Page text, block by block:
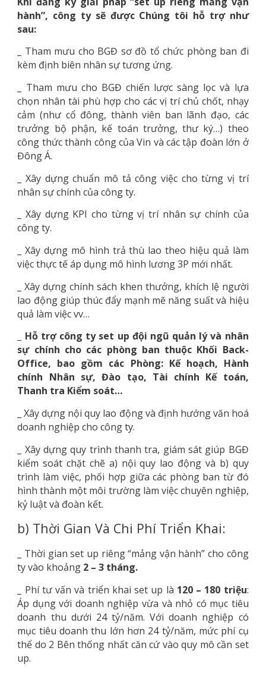
hành”, công ty sẽ được Chúng tôi hỗ trợ như
sau:
_ Tham mưu cho BGĐ sơ đồ tổ chức phòng ban đi
kèm định biên nhân sự tương ứng.
_ Tham mưu cho BGĐ chiến lược sàng lọc và lựa
chọn nhân tài phù hợp cho các vị trí chủ chốt, nhạy
cảm (như cổ đông, thành viên ban lãnh đạo, các
trưởng bộ phận, kế toán trưởng, thư ký…) theo
công thức thành công của Vin và các tập đoàn lớn ở
Đông Á.
_ Xây dựng chuẩn mô tả công việc cho từng vị trí
nhân sự chính của công ty.
_ Xây dựng KPI cho từng vị trí nhân sự chính của
công ty.
_ Xây dựng mô hình trả thù lao theo hiệu quả làm
việc thực tế áp dụng mô hình lương 3P mới nhất.
_ Xây dựng chính sách khen thưởng, khích lệ người
lao động giúp thúc đẩy mạnh mẽ năng suất và hiệu
quả làm việc vv…
_ Hỗ trợ công ty set up đội ngũ quản lý và nhân
sự chính cho các phòng ban thuộc Khối Back-
Office, bao gồm các Phòng: Kế hoạch, Hành
chính Nhân sự, Đào tạo, Tài chính Kế toán,
Thanh tra Kiểm soát…
_ Xây dựng nội quy lao động và định hướng văn hoá
doanh nghiệp cho công ty.
_ Xây dựng quy trình thanh tra, giám sát giúp BGĐ
kiểm soát chặt chẽ a) nội quy lao động và b) quy
trình làm việc, phối hợp giữa các phòng ban từ đó
hình thành một môi trường làm việc chuyên nghiệp,
kỷ luật và đoàn kết.
b) Thời Gian Và Chi Phí Triển Khai:
_ Thời gian set up riêng “mảng vận hành” cho công
ty vào khoảng 2 – 3 tháng.
_ Phí tư vấn và triển khai set up là 120 – 180 triệu:
Áp dụng với doanh nghiệp vừa và nhỏ có mục tiêu
doanh thu dưới 24 tỷ/năm. Với doanh nghiệp có
mục tiêu doanh thu lớn hơn 24 tỷ/năm, mức phí cụ
thể do 2 Bên thống nhất căn cứ vào quy mô cần set
up.